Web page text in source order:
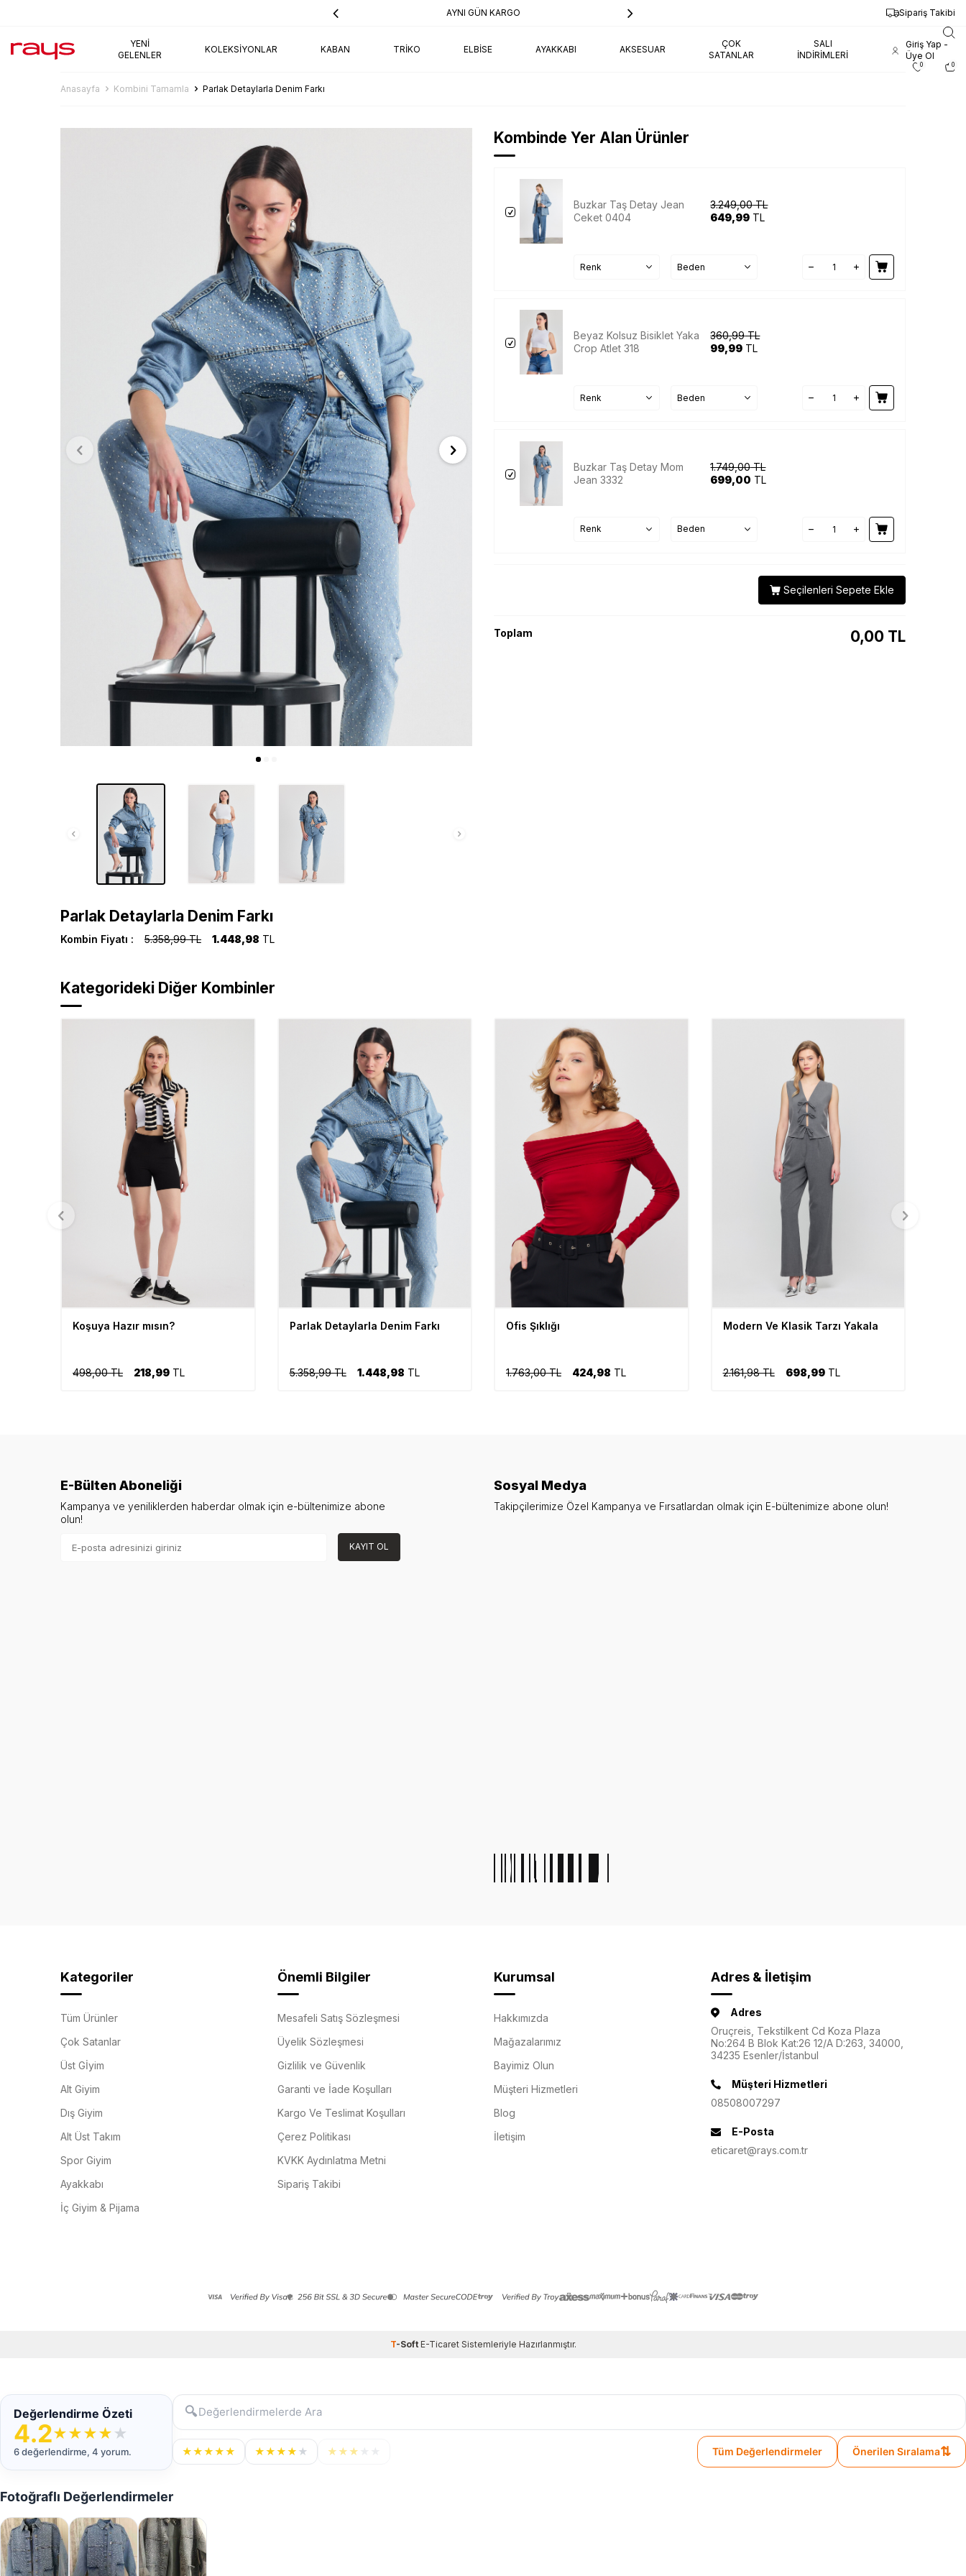
AYNI GÜN KARGO Sipariş Takibi
YENI
GELENLER
KOLEKSIYONLAR KABAN TRIKO ELBISE AYAKKABI AKSESUAR
ÇOK
SATANLAR
SALI
İNDIRIMLERI
Giriş Yap -
Üye Ol
0 0
Anasayfa Kombini Tamamla Parlak Detaylarla Denim Farkı
Parlak Detaylarla Denim Farkı
Kombin Fiyatı : 5.358,99 TL 1.448,98 TL
Kombinde Yer Alan Ürünler
Buzkar Taş Detay Jean
Ceket 0404
3.249,00TL
649,99 TL
Beyaz Kolsuz Bisiklet Yaka
Crop Atlet 318
360,99TL
99,99 TL
Buzkar Taş Detay Mom
Jean 3332
1.749,00TL
699,00 TL
Seçilenleri Sepete Ekle
Toplam 0,00 TL
Kategorideki Diğer Kombinler
Koşuya Hazır mısın?
498,00 TL 218,99 TL
Parlak Detaylarla Denim Farkı
5.358,99 TL 1.448,98 TL
Ofis Şıklığı
1.763,00 TL 424,98 TL
Modern Ve Klasik Tarzı Yakala
2.161,98 TL 698,99TL
E-Bülten Aboneliği
Kampanya ve yeniliklerden haberdar olmak için e-bültenimize abone
olun!
KAYIT OL
Sosyal Medya
Takipçilerimize Özel Kampanya ve Fırsatlardan olmak için E-bültenimize abone olun!
Kategoriler
Tüm Ürünler
Çok Satanlar
Üst Gİyim
Alt Giyim
Dış Giyim
Alt Üst Takım
Spor Giyim
Ayakkabı
İç Giyim & Pijama
Önemli Bilgiler
Mesafeli Satış Sözleşmesi
Üyelik Sözleşmesi
Gizlilik ve Güvenlik
Garanti ve İade Koşulları
Kargo Ve Teslimat Koşulları
Çerez Politikası
KVKK Aydınlatma Metni
Sipariş Takibi
Kurumsal
Hakkımızda
Mağazalarımız
Bayimiz Olun
Müşteri Hizmetleri
Blog
İletişim
Adres & İletişim
Adres
Oruçreis, Tekstilkent Cd Koza Plaza
No:264 B Blok Kat:26 12/A D:263, 34000,
34235 Esenler/İstanbul
Müşteri Hizmetleri
08508007297
E-Posta
eticaret@rays.com.tr
T-Soft E-TicaretSistemleriyle Hazırlanmıştır.
Değerlendirme Özeti
4.2★★★★ ★
6 değerlendirme, 4 yorum.
🔍
★★★★★ ★★★★ ★ ★ ★ ★ Tüm Değerlendirmeler Önerilen Sıralama⇅
Fotoğraflı Değerlendirmeler